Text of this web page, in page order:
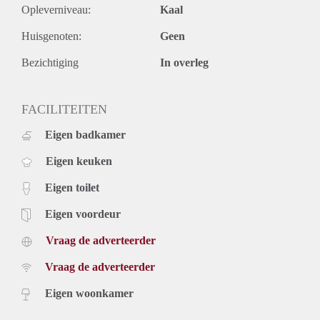
- Private garden
- Double glassed windows
- No pets
Rental price € 3250,- excluding utilities
Opleverniveau: Kaal
Huisgenoten: Geen
Bezichtiging In overleg
FACILITEITEN
Eigen badkamer
Eigen keuken
Eigen toilet
Eigen voordeur
Vraag de adverteerder
Vraag de adverteerder
Eigen woonkamer